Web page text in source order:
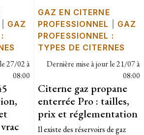
GAZ
27/02 à
08:00
GAZ EN CITERNE
PROFESSIONNEL
GAZ
PROFESSIONNEL :
TYPES DE CITERNES
Dernière mise à jour le21/07 à
08:00
Citerne gaz propane
enterrée Pro : tailles,
prix et réglementation
Il existe des réservoirs de gaz